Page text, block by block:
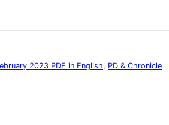
2023 PDF in English, PD & Chronicle